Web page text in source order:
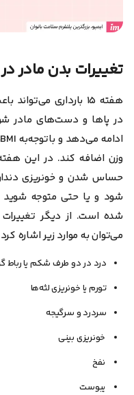
تغییرات بدن مادر
هفته ۱۵ بارداری
در پاها و دست‌های مادر
وزن اضافه کند. در این
حساس شدن و خونریزی
شود و یا حتی متوجه
شده‌ است. از دیگر تغییرات
می‌توان به موارد زیر اشاره
درد در دو طرف شکم یا رباط
تورم یا خونریزی لثه‌ها
سردرد و سرگیجه
خونریزی بینی
نفخ
یبوست